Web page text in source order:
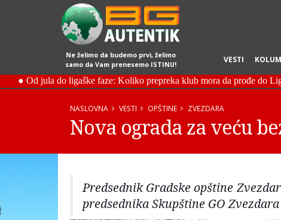
Ne želimo da budemo prvi, želimo
samo da Vam prenesemo ISTINU!
VESTI
NASLOVNA VESTI OPŠTINE ZVEZDARA
Nova ograda za veću
Predsednik Gradske opštine
predsednika Skupštine GO